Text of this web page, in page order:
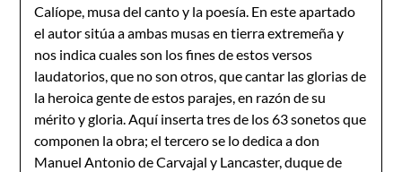
Calíope, musa del canto y la poesía. En este apartado
el autor sitúa a ambas musas en tierra extremeña y
nos indica cuales son los fines de estos versos
laudatorios, que no son otros, que cantar las glorias de
la heroica gente de estos parajes, en razón de su
mérito y gloria. Aquí inserta tres de los 63 sonetos que
componen la obra; el tercero se lo dedica a don
Manuel Antonio de Carvajal y Lancaster, duque de